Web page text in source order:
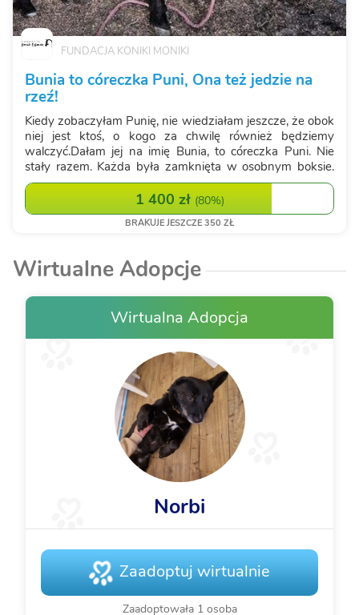
FUNDACJA KONIKI MONIKI
Bunia to córeczka Puni, Ona też jedzie na
rzeź!
Kiedy zobaczyłam Punię, nie wiedziałam jeszcze, że obok
niej jest ktoś, o kogo za chwilę również będziemy
walczyć.Dałam jej na imię Bunia, to córeczka Puni. Nie
stały razem. Każda była zamknięta w osobnym boksie.
Nie mogły się dotknąć, nie mogły schować jedna przy
drugiej. Dzieliły je tylko ...1 400 zł (80%)
BRAKUJE JESZCZE 350 ZŁ
Wirtualne Adopcje
Wirtualna Adopcja
Norbi
Zaadoptuj wirtualnie
Zaadoptowała 1 osoba